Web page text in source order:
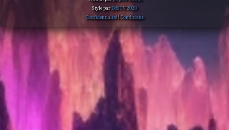
Style parDdSTV 2020
Confidentialité| Conditions